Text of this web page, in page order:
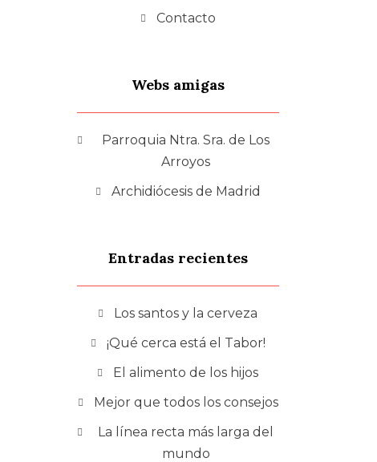
Contacto
Webs amigas
Parroquia Ntra. Sra. de Los
Arroyos
Archidiócesis de Madrid
Entradas recientes
Los santos y la cerveza
¡Qué cerca está el Tabor!
El alimento de los hijos
Mejor que todos los consejos
La línea recta más larga del
mundo